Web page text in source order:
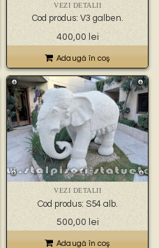
VEZI DETALII
Cod produs: V3 galben.
400,00 lei
Adaugă în coş
VEZI DETALII
Cod produs: S54 alb.
500,00 lei
Adaugă în coş